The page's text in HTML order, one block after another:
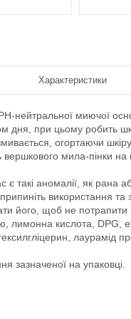
Характеристики
нейтральної миючої
дня, при цьому робить
огортаючи
вершкового мила-пінки
такі аномалії, як рана
використання
його, щоб не потрапити
лимонна кислота, DPG,
лаурамід
зазначеної на упаковці.